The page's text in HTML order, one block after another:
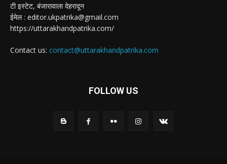
टी इस्टेट, बंजारावाला देहरादून
ईमेल : editor.ukpatrika@gmail.com
https://uttarakhandpatrika.com/
Contact us: contact@uttarakhandpatrika.com
FOLLOW US